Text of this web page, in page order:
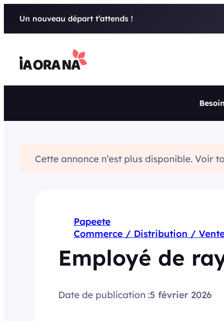
Un nouveau départ t’attends !
Cette annonce n’est plus disponible. Voir
Papeete
Commerce / Distribution /
Employé de
Date de publication :5 février 2026